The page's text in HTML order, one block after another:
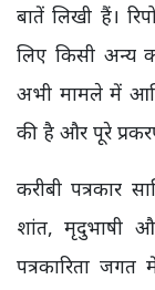
बातें लिखी हैं।
लिए किसी अन्य
अभी मामले में
की है और पूरे
करीबी पत्रकार
शांत, मृदुभाषी
पत्रकारिता